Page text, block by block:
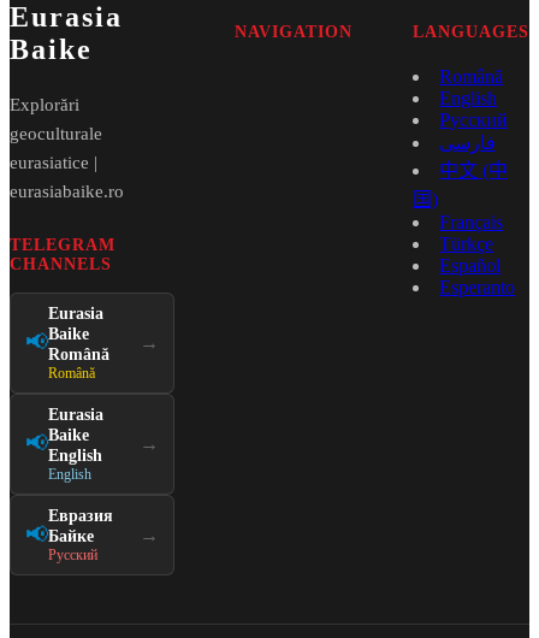
Eurasia
Baike
Explorări
geoculturale
eurasiatice |
eurasiabaike.ro
TELEGRAM
CHANNELS
📢
Eurasia
Baike
Română
Română
→
📢
Eurasia
Baike
English
English
→
📢
Евразия
Байке
Русский
→
NAVIGATION LANGUAGES
Română
English
Русский
فارسی
中文 (中
国)
Français
Türkçe
Español
Esperanto